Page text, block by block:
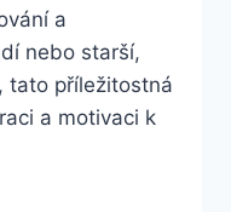
a
nebo starší,
tato příležitostná
a motivaci k